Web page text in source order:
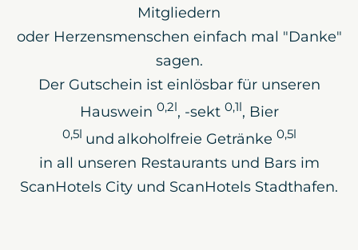
Mitgliedern
oder Herzensmenschen einfach mal "Danke"
sagen.
Der Gutschein ist einlösbar für unseren
Hauswein 0,2l, -sekt 0,1l, Bier
0,5l und alkoholfreie Getränke 0,5l
in all unseren Restaurants und Bars im
ScanHotels City und ScanHotels Stadthafen.